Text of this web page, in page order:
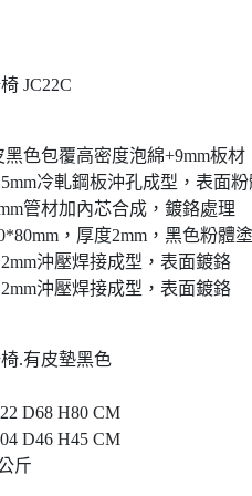
JC22C
黑色包覆高密度泡綿+9mm板材
冷軋鋼板沖孔成型，表面
管材加內芯合成，鍍鉻處理
，厚度2mm，黑色粉體
沖壓焊接成型，表面鍍鉻
沖壓焊接成型，表面鍍鉻
.有皮墊黑色
D68 H80 CM
D46 H45 CM
斤